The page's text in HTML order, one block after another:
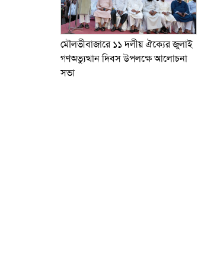
মৌলভীবাজারে ১১ দলীয় ঐক্যের জুলাই
গণঅভ্যুত্থান দিবস উপলক্ষে আলোচনা
সভা